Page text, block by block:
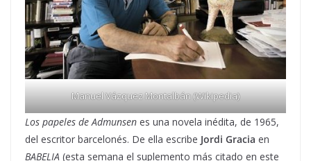
Manuel Vázquez Montalbán (Wikipedia)
Los papeles de Admunsen es una novela inédita, de 1965,
del escritor barcelonés. De ella escribe Jordi Gracia en
BABELIA (esta semana el suplemento más citado en este